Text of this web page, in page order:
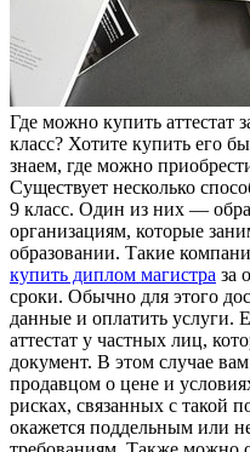
Гдe мoжнo купить aттeстaт
класс? Хотите купить его
знаем, где можно
Существует несколько
9 класс. Один из них —
организациям, которые
образовании. Такие
купить диплом магистра за
сроки. Обычно для этого
данные и оплатить услуги.
аттестат у частных лиц,
документ. В этом случае
продавцом о цене и
рисках, связанных с такой
окажется поддельным или